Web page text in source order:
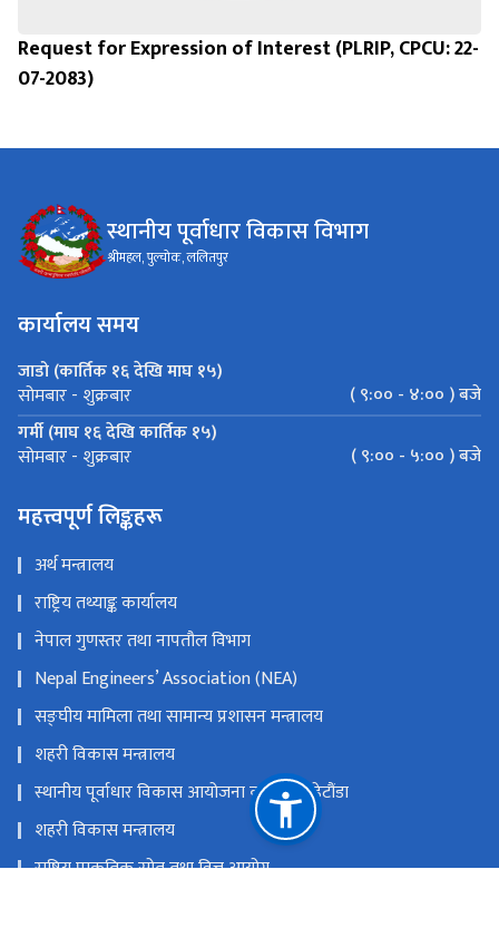
Request for Expression of Interest (PLRIP, CPCU: 22-
07-2083)
स्थानीय पूर्वाधार विकास विभाग
श्रीमहल, पुल्चोक, ललितपुर
कार्यालय समय
जाडो (कार्तिक १६ देखि माघ १५)
सोमबार - शुक्रबार
( ९:०० - ४:०० ) बजे
गर्मी (माघ १६ देखि कार्तिक १५)
सोमबार - शुक्रबार ( ९:०० - ५:०० ) बजे
महत्त्वपूर्ण लिङ्कहरू
अर्थ मन्त्रालय
राष्ट्रिय तथ्याङ्क कार्यालय
नेपाल गुणस्तर तथा नापतौल विभाग
Nepal Engineers’ Association (NEA)
सङ्‍घीय मामिला तथा सामान्य प्रशासन मन्त्रालय
शहरी विकास मन्त्रालय
स्थानीय पूर्वाधार विकास आयोजना कार्यालय, हेटौंडा
शहरी विकास मन्त्रालय
राष्ट्रिय प्राकृतिक स्रोत तथा वित्त आयोग